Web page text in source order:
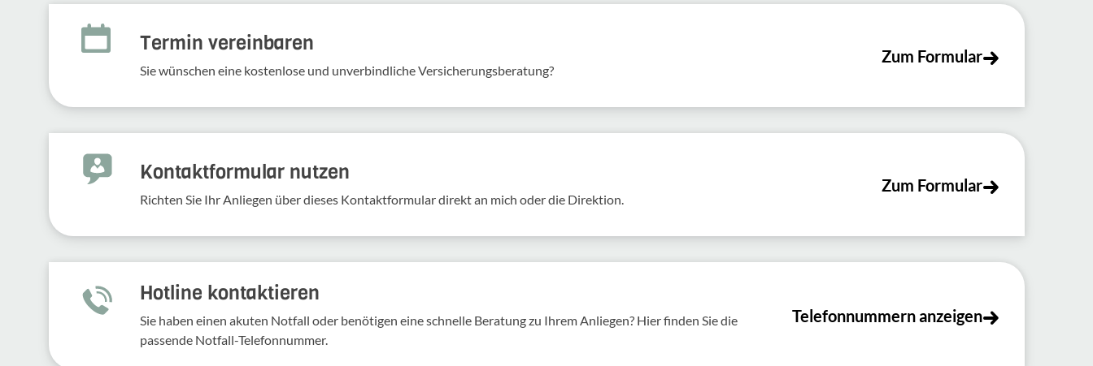
Termin vereinbaren
Sie wünschen eine kostenlose und unverbindliche Versicherungsberatung?
Zum Formular
Kontakt­for­mular nutzen
Richten Sie Ihr Anliegen über dieses Kontakt­for­mular direkt an mich oder die Direk­tion.
Zum Formular
Hotline kontaktieren
Sie haben einen akuten Notfall oder benötigen eine schnelle Beratung zu Ihrem Anliegen? Hier finden Sie die
passende Notfall-Telefonnummer.
Telefonnummern anzeigen